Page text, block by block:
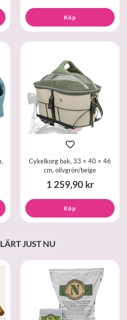
Köp
Cykelkorg bak, 33 × 40 × 46
cm, olivgrön/beige
1 259,90 kr
Köp
JUST NU